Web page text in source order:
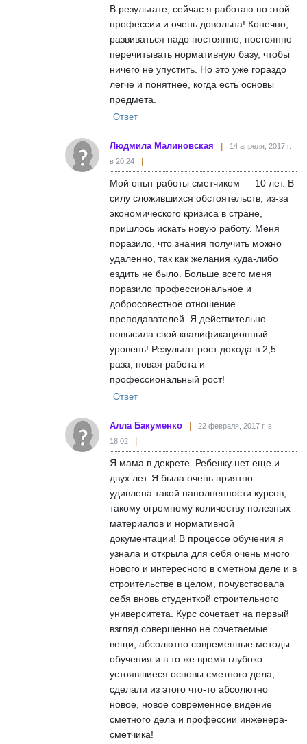
В результате, сейчас я работаю по этой
профессии и очень довольна! Конечно,
развиваться надо постоянно, постоянно
перечитывать нормативную базу, чтобы
ничего не упустить. Но это уже гораздо
легче и понятнее, когда есть основы
предмета.
Ответ
Людмила Малиновская
14 апреля, 2017 г.
в 20:24
Мой опыт работы сметчиком — 10 лет. В
силу сложившихся обстоятельств, из-за
экономического кризиса в стране,
пришлось искать новую работу. Меня
поразило, что знания получить можно
удаленно, так как желания куда-либо
ездить не было. Больше всего меня
поразило профессиональное и
добросовестное отношение
преподавателей. Я действительно
повысила свой квалификационный
уровень! Результат рост дохода в 2,5
раза, новая работа и
профессиональный рост!
Ответ
Алла Бакуменко
22 февраля, 2017 г. в
18:02
Я мама в декрете. Ребенку нет еще и
двух лет. Я была очень приятно
удивлена такой наполненности курсов,
такому огромному количеству полезных
материалов и нормативной
документации! В процессе обучения я
узнала и открыла для себя очень много
нового и интересного в сметном деле и в
строительстве в целом, почувствовала
себя вновь студенткой строительного
университета. Курс сочетает на первый
взгляд совершенно не сочетаемые
вещи, абсолютно современные методы
обучения и в то же время глубоко
устоявшиеся основы сметного дела,
сделали из этого что-то абсолютно
новое, новое современное видение
сметного дела и профессии инженера-
сметчика!